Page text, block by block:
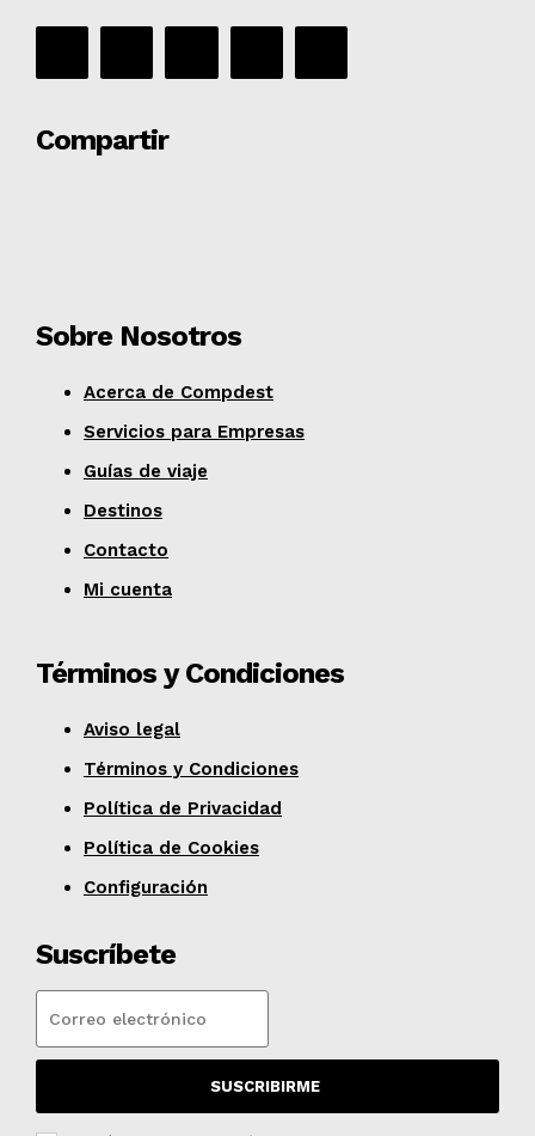
Compartir
Sobre Nosotros
Acerca de Compdest
Servicios para Empresas
Guías de viaje
Destinos
Contacto
Mi cuenta
Términos y Condiciones
Aviso legal
Términos y Condiciones
Política de Privacidad
Política de Cookies
Configuración
Suscríbete
SUSCRIBIRME